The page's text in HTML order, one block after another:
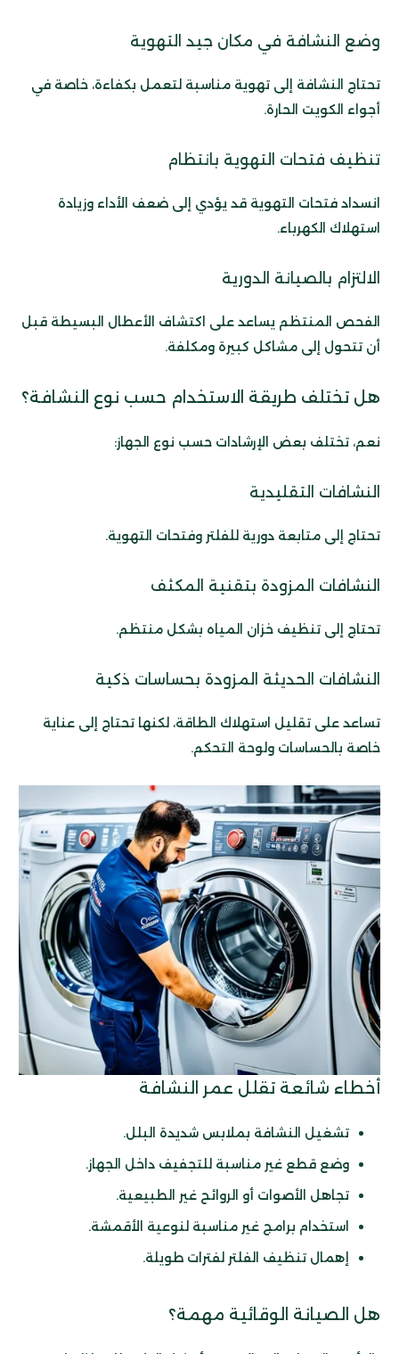
وضع النشافة في مكان جيد التهوية
تحتاج النشافة إلى تهوية مناسبة لتعمل بكفاءة، خاصة في
أجواء الكويت الحارة.
تنظيف فتحات التهوية بانتظام
انسداد فتحات التهوية قد يؤدي إلى ضعف الأداء وزيادة
استهلاك الكهرباء.
الالتزام بالصيانة الدورية
الفحص المنتظم يساعد على اكتشاف الأعطال البسيطة قبل
أن تتحول إلى مشاكل كبيرة ومكلفة.
هل تختلف طريقة الاستخدام حسب نوع النشافة؟
نعم، تختلف بعض الإرشادات حسب نوع الجهاز:
النشافات التقليدية
تحتاج إلى متابعة دورية للفلتر وفتحات التهوية.
النشافات المزودة بتقنية المكثف
تحتاج إلى تنظيف خزان المياه بشكل منتظم.
النشافات الحديثة المزودة بحساسات ذكية
تساعد على تقليل استهلاك الطاقة، لكنها تحتاج إلى عناية
خاصة بالحساسات ولوحة التحكم.
أخطاء شائعة تقلل عمر النشافة
تشغيل النشافة بملابس شديدة البلل.
وضع قطع غير مناسبة للتجفيف داخل الجهاز.
تجاهل الأصوات أو الروائح غير الطبيعية.
استخدام برامج غير مناسبة لنوعية الأقمشة.
إهمال تنظيف الفلتر لفترات طويلة.
هل الصيانة الوقائية مهمة؟